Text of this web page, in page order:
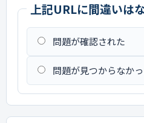
上記URLに間違いは
問題が確認された
問題が見つからなか